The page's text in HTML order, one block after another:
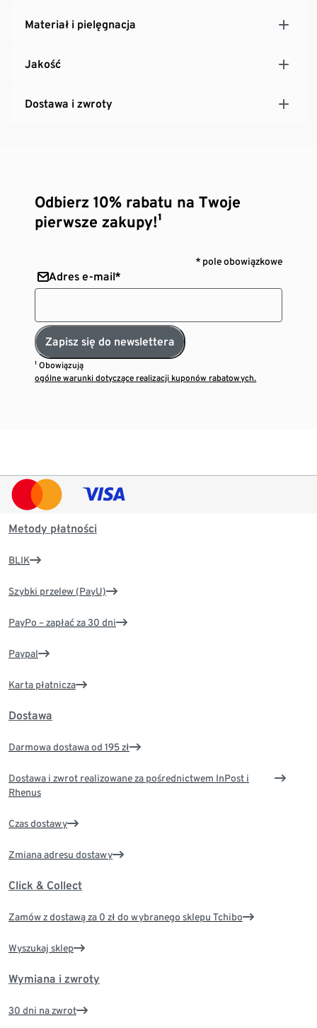
Materiał i pielęgnacja
Jakość
Dostawa i zwroty
Odbierz 10% rabatu na Twoje
pierwsze zakupy!¹
* pole obowiązkowe
Adres e-mail*
Zapisz się do newslettera
¹ Obowiązują
ogólne warunki dotyczące realizacji kuponów rabatowych.
Metody płatności
BLIK
Szybki przelew (PayU)
PayPo – zapłać za 30 dni
Paypal
Karta płatnicza
Dostawa
Darmowa dostawa od 195 zł
Dostawa i zwrot realizowane za pośrednictwem InPost i
Rhenus
Czas dostawy
Zmiana adresu dostawy
Click & Collect
Zamów z dostawą za 0 zł do wybranego sklepu Tchibo
Wyszukaj sklep
Wymiana i zwroty
30 dni na zwrot